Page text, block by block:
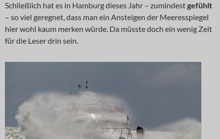
Schließlich hat es in Hamburg dieses Jahr – zumindestgefühlt
– so viel geregnet, dass man ein Ansteigen der Meeresspiegel
hier wohl kaum merken würde. Da müsste doch ein wenig Zeit
für die Leser drin sein.